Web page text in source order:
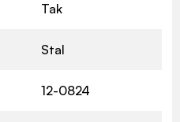
Tak
Stal
12-0824